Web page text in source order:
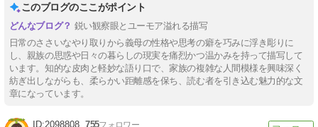
このブログのここがポイント
鋭い観察眼とユーモア溢れる描写
日常のささいなやり取りから義母の性格や思考の癖を巧みに浮き彫りに
し、親族の思惑や日々の暮らしの現実を痛烈かつ温かみを持って描写して
います。知的な皮肉と軽妙な語り口で、家族の複雑な人間模様を興味深く
紡ぎ出しながらも、柔らかい距離感を保ち、読む者を引き込む魅力的な文
章になっています。
2098808 755